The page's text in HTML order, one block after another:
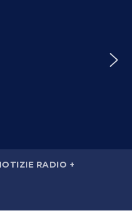
RADIO +